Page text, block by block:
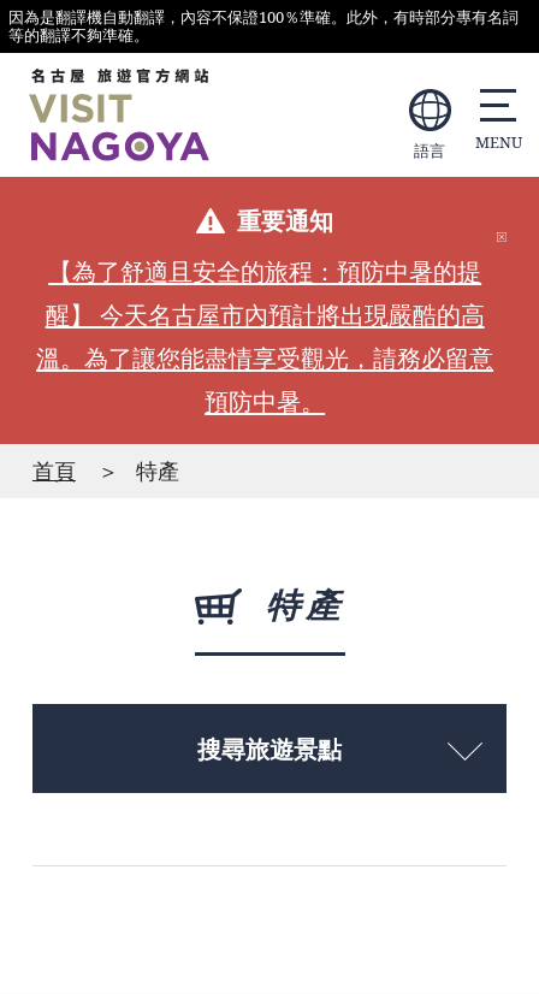
因為是翻譯機自動翻譯，內容不保證100％準確。此外，有時部分專有名詞
等的翻譯不夠準確。
語言
重要通知
【為了舒適且安全的旅程：預防中暑的提
醒】 今天名古屋市內預計將出現嚴酷的高
溫。為了讓您能盡情享受觀光，請務必留意
預防中暑。
首頁 特產
特產
搜尋旅遊景點